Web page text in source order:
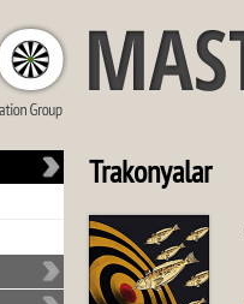
Trakonyalar